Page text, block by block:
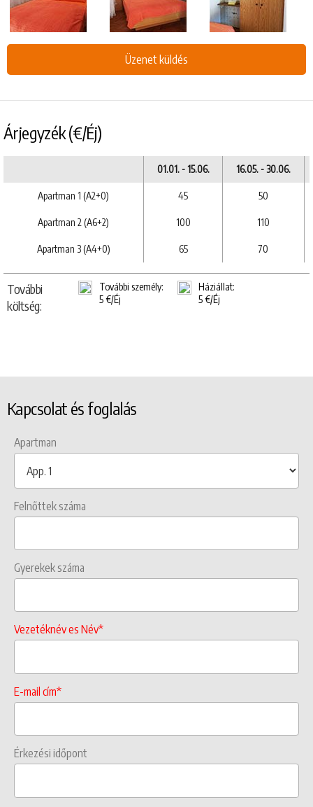
Üzenet küldés
Árjegyzék (€/Éj)
01.01. - 15.06. 16.05. - 30.06.
Apartman 1 (A2+0) 45 50
Apartman 2 (A6+2) 100 110
Apartman 3 (A4+0) 65 70
További
költség:
További személy:
5 €/Éj
Háziállat:
5 €/Éj
Kapcsolat és foglalás
Apartman
Felnőttek száma
Gyerekek száma
Vezetéknév es Név*
E-mail cím*
Érkezési időpont